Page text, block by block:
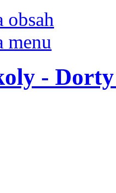
obsah
menu
-